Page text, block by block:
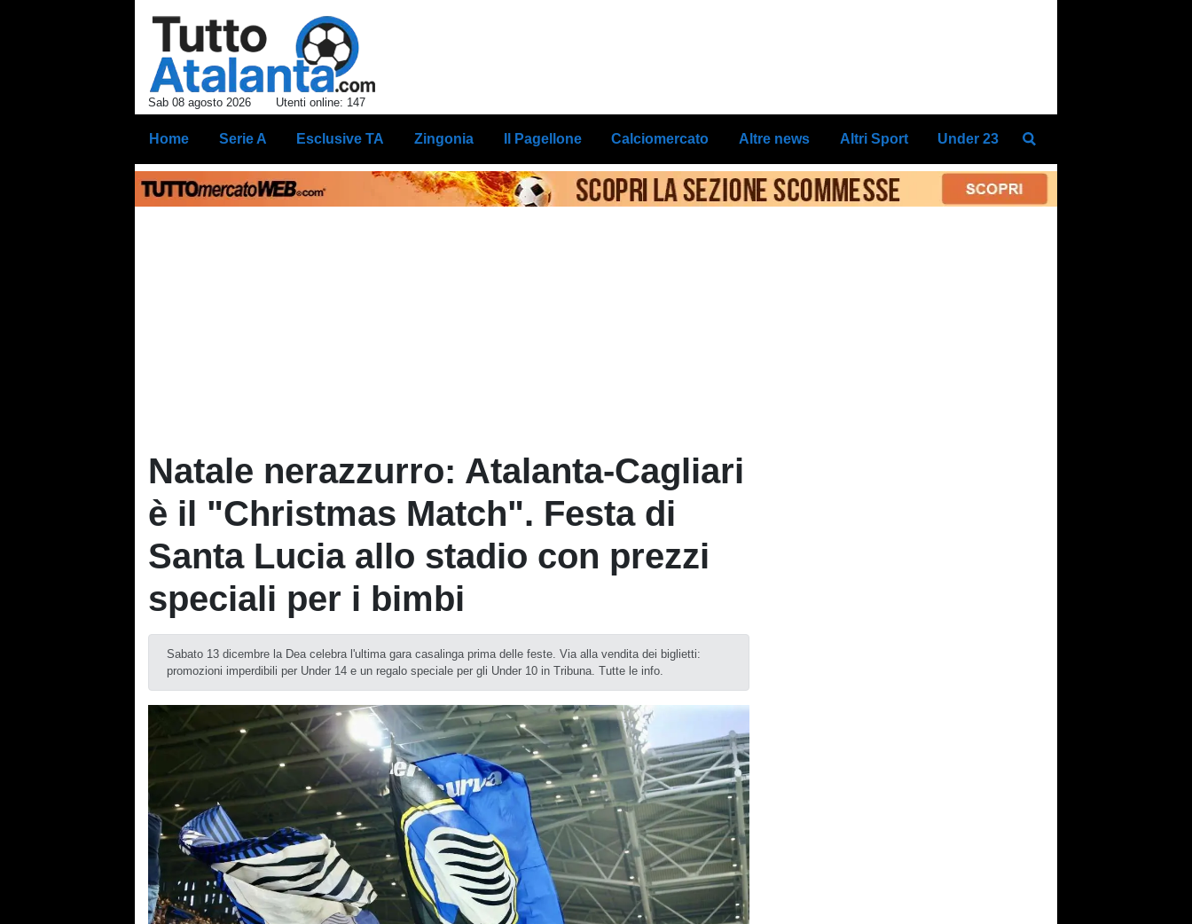
Sab 08 agosto 2026 Utenti online: 147
Home Serie A Esclusive TA Zingonia Il Pagellone Calciomercato Altre news Altri Sport Under 23
Natale nerazzurro: Atalanta-Cagliari
è il "Christmas Match". Festa di
Santa Lucia allo stadio con prezzi
speciali per i bimbi
Sabato 13 dicembre la Dea celebra l'ultima gara casalinga prima delle feste. Via alla vendita dei biglietti:
promozioni imperdibili per Under 14 e un regalo speciale per gli Under 10 in Tribuna. Tutte le info.